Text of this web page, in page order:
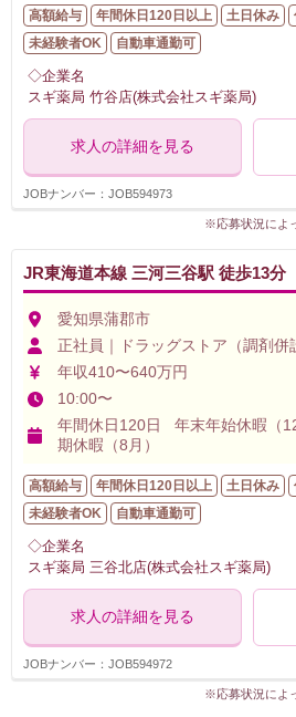
高額給与 年間休日120日以上 土日休み
未経験者OK
自動車通勤可
◇企業名
スギ薬局 竹谷店(株式会社スギ薬局)
求人の詳細を見る
JOBナンバー：JOB594973
※応募状況によ
JR東海道本線 三河三谷駅 徒歩13分
愛知県蒲郡市
正社員｜ドラッグストア（調剤併
年収410〜640万円
10:00〜
年間休日120日 年末年始休暇（
期休暇（8月）
高額給与 年間休日120日以上 土日休み
未経験者OK
自動車通勤可
◇企業名
スギ薬局 三谷北店(株式会社スギ薬局)
求人の詳細を見る
JOBナンバー：JOB594972
※応募状況によ